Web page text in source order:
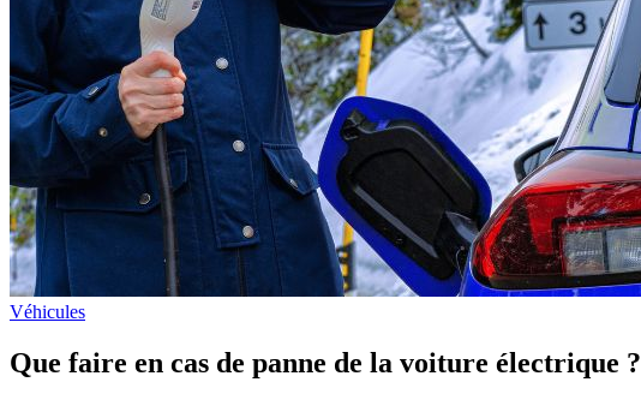
Véhicules
Que faire en cas de panne de la voiture électrique ?